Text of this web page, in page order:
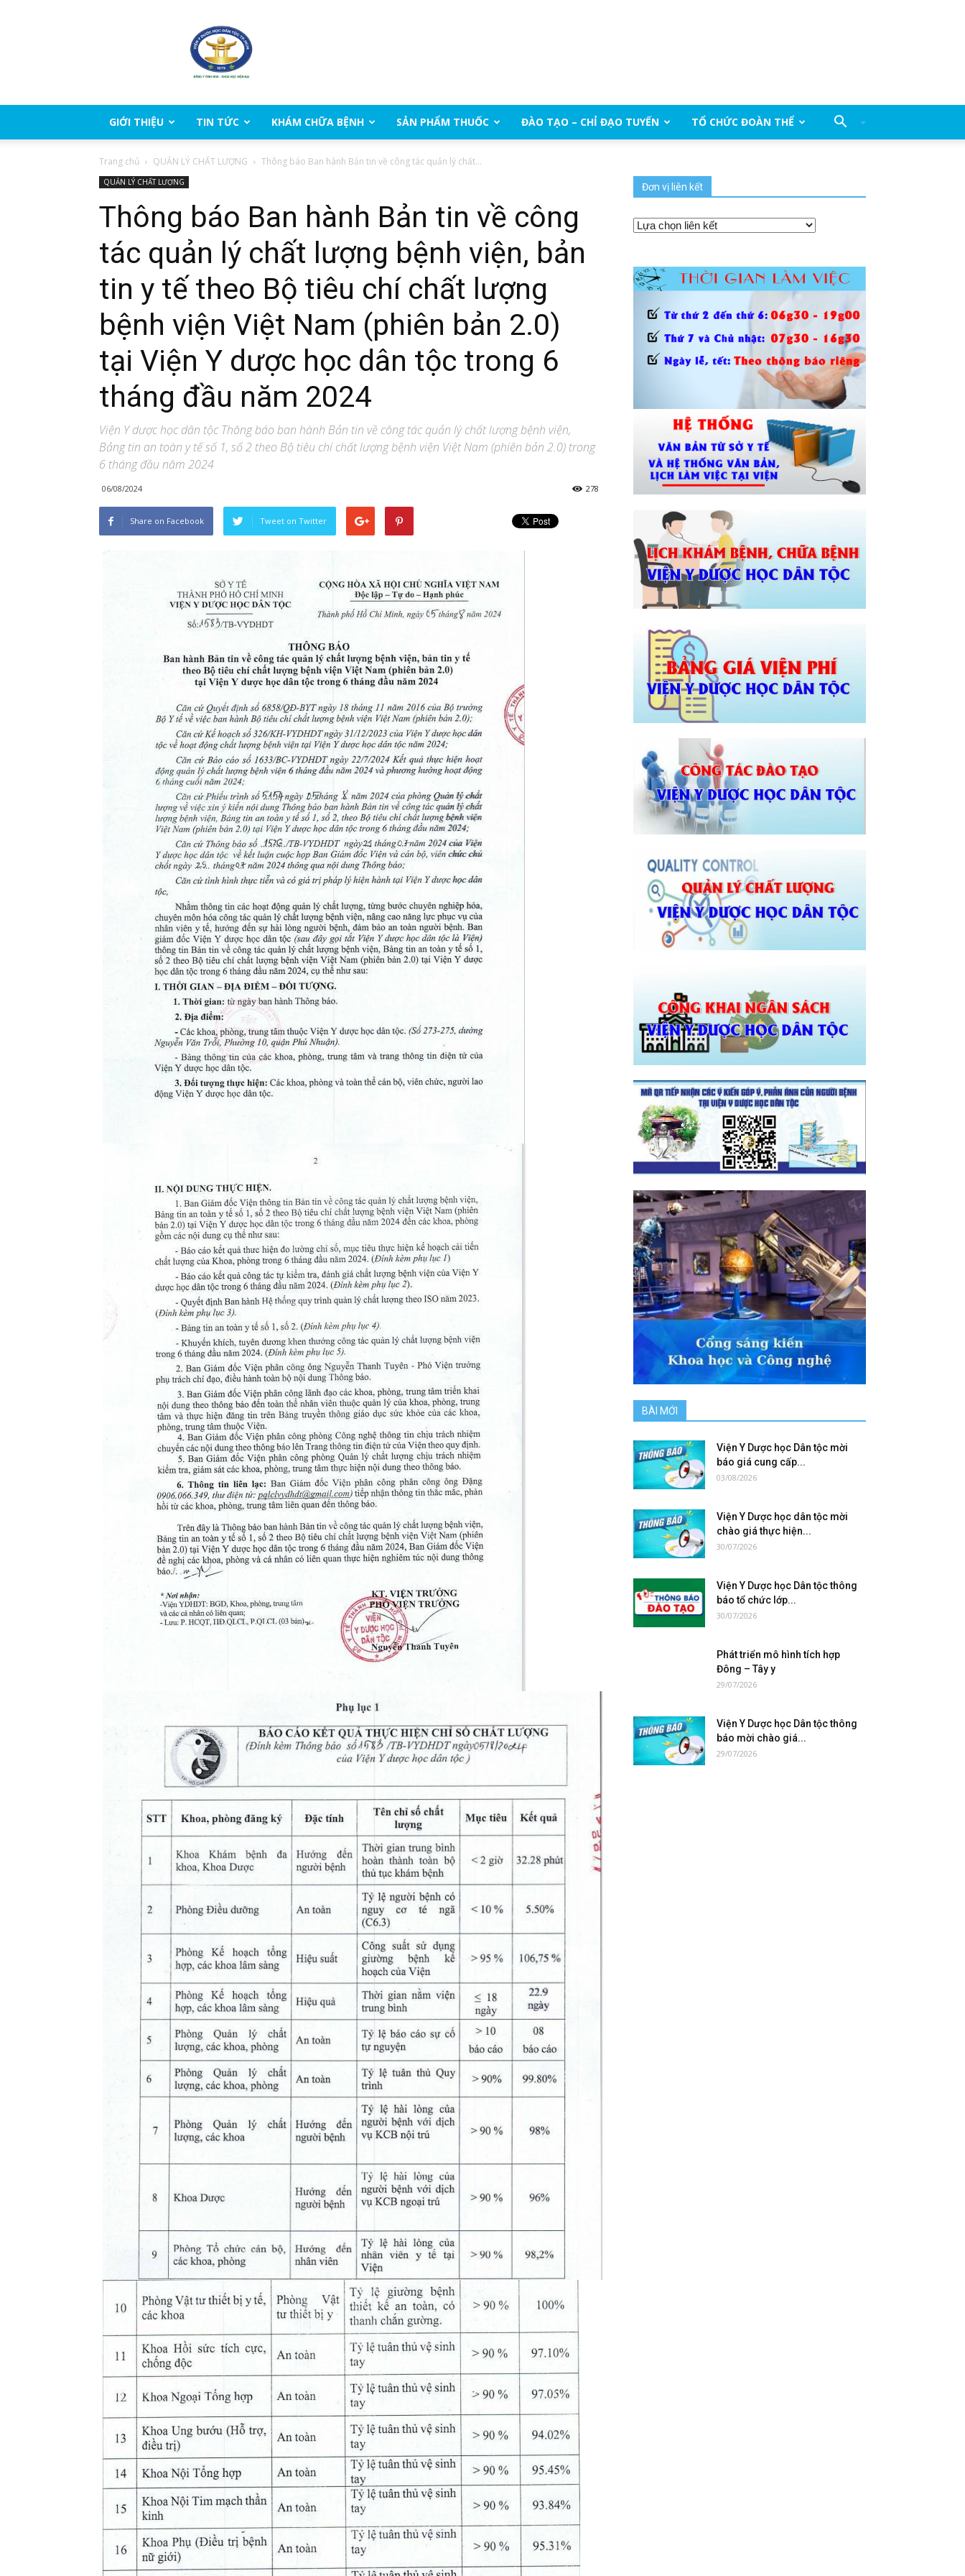
tộc
Thành
Chí
Minh
GIỚI THIỆU TIN TỨC KHÁM CHỮA BỆNH SẢN PHẨM THUỐC ĐÀO TẠO – CHỈ ĐẠO TUYẾN TỔ CHỨC ĐOÀN THỂ
Trang chủ QUẢN LÝ CHẤT LƯỢNG Thông báo Ban hành Bản tin về công tác quản lý chất...
QUẢN LÝ CHẤT LƯỢNG
Thông báo Ban hành Bản tin về công
tác quản lý chất lượng bệnh viện, bản
tin y tế theo Bộ tiêu chí chất lượng
bệnh viện Việt Nam (phiên bản 2.0)
tại Viện Y dược học dân tộc trong 6
tháng đầu năm 2024
Viện Y dược học dân tộc Thông báo ban hành Bản tin về công tác quản lý chất lượng bệnh viện,
Bảng tin an toàn y tế số 1, số 2 theo Bộ tiêu chí chất lượng bệnh viện Việt Nam (phiên bản 2.0) trong
6 tháng đầu năm 2024
06/08/2024 278
Share on Facebook Tweet on Twitter
Đơn vị liên kết
BÀI MỚI
Viện Y Dược học Dân tộc mời
báo giá cung cấp...
03/08/2026
Viện Y Dược học dân tộc mời
chào giá thực hiện...
30/07/2026
Viện Y Dược học Dân tộc thông
báo tổ chức lớp...
30/07/2026
Phát triển mô hình tích hợp
Đông – Tây y
29/07/2026
Viện Y Dược học Dân tộc thông
báo mời chào giá...
29/07/2026